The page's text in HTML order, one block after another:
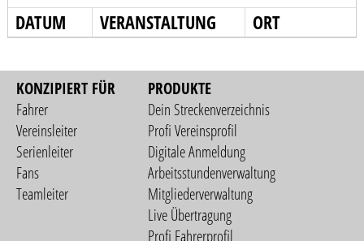
DATUM VERANSTALTUNG ORT
KONZIPIERT FÜR
Fahrer
Vereinsleiter
Serienleiter
Fans
Teamleiter
PRODUKTE
Dein Streckenverzeichnis
Profi Vereinsprofil
Digitale Anmeldung
Arbeitsstundenverwaltung
Mitgliederverwaltung
Live Übertragung
Profi Fahrerprofil